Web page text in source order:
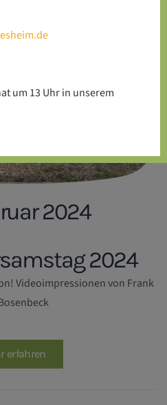
2024
2024
Videoimpressionen von Frank
erfahren
um 13 Uhr in unserem